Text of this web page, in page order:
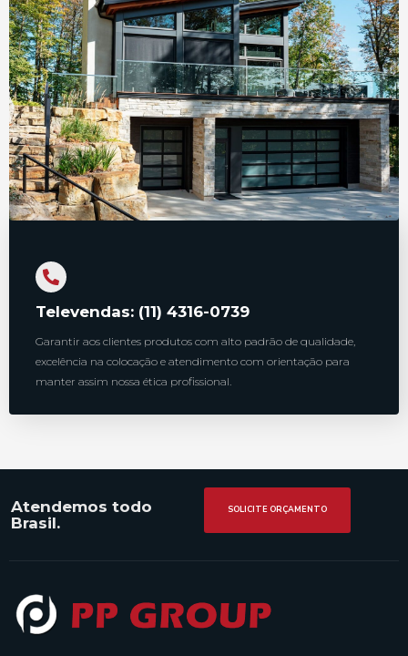
Televendas: (11) 4316-0739
Garantir aos clientes produtos com alto padrão de qualidade,
excelência na colocação e atendimento com orientação para
manter assim nossa ética profissional.
Atendemos todo
Brasil.
SOLICITE ORÇAMENTO